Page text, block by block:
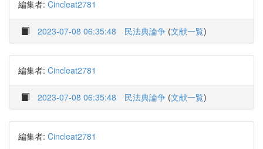
編集者: Cincleat2781
2023-07-08 06:35:48 民法典論争 (文献一覧)
編集者: Cincleat2781
2023-07-08 06:35:48 民法典論争 (文献一覧)
編集者: Cincleat2781